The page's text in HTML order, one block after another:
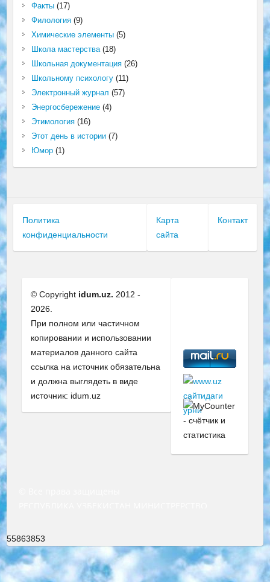
Факты(17)
Филология(9)
Химические элементы(5)
Школа мастерства(18)
Школьная документация(26)
Школьному психологу(11)
Электронный журнал (57)
Энергосбережение(4)
Этимология(16)
Этот день в истории(7)
Юмор(1)
Политика
конфиденциальности
Карта
сайта
Контакт
© Copyright idum.uz. 2012 -
2026.
При полном или частичном
копировании и использовании
материалов данного сайта
ссылка на источник обязательна
и должна выглядеть в виде
источник: idum.uz
55863853